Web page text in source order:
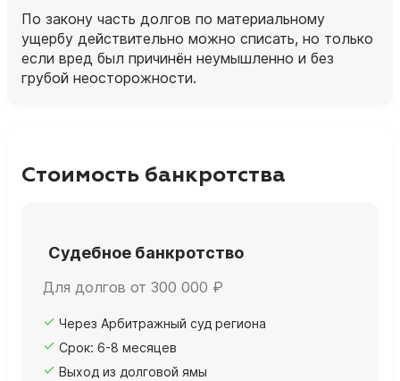
По закону часть долгов по материальному
ущербу действительно можно списать, но только
если вред был причинён неумышленно и без
грубой неосторожности.
Стоимость банкротства
Судебное банкротство
Для долгов от 300 000 ₽
Через Арбитражный суд региона
Срок: 6-8 месяцев
Выход из долговой ямы